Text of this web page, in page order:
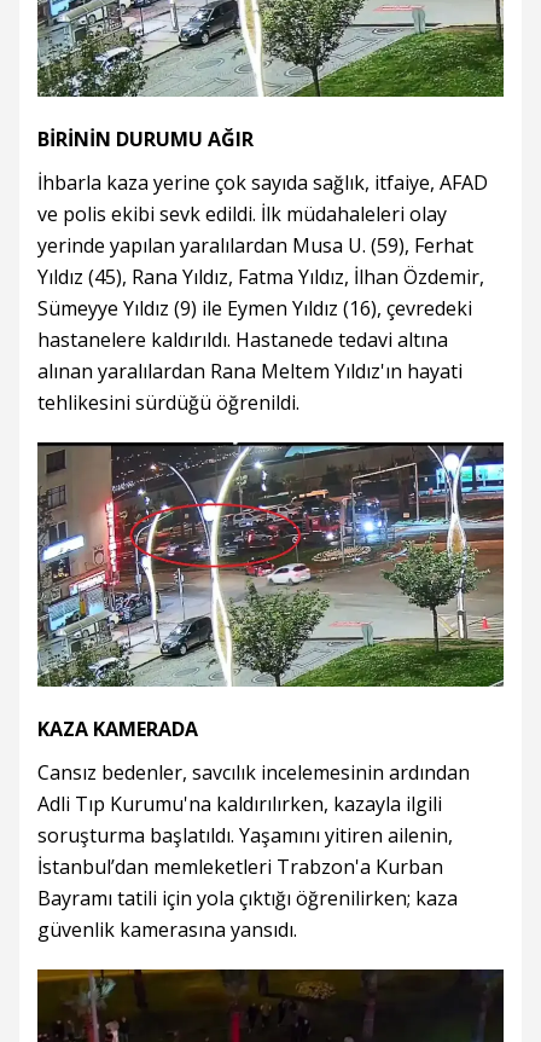
BİRİNİN DURUMU AĞIR
İhbarla kaza yerine çok sayıda sağlık, itfaiye, AFAD
ve polis ekibi sevk edildi. İlk müdahaleleri olay
yerinde yapılan yaralılardan Musa U. (59), Ferhat
Yıldız (45), Rana Yıldız, Fatma Yıldız, İlhan Özdemir,
Sümeyye Yıldız (9) ile Eymen Yıldız (16), çevredeki
hastanelere kaldırıldı. Hastanede tedavi altına
alınan yaralılardan Rana Meltem Yıldız'ın hayati
tehlikesini sürdüğü öğrenildi.
KAZA KAMERADA
Cansız bedenler, savcılık incelemesinin ardından
Adli Tıp Kurumu'na kaldırılırken, kazayla ilgili
soruşturma başlatıldı. Yaşamını yitiren ailenin,
İstanbul’dan memleketleri Trabzon'a Kurban
Bayramı tatili için yola çıktığı öğrenilirken; kaza
güvenlik kamerasına yansıdı.